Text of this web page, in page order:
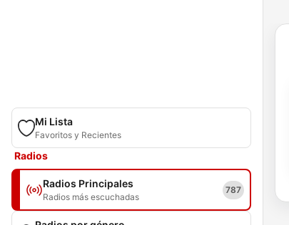
Mi Lista
Favoritos y Recientes
Radios
Radios Principales
Radios más escuchadas
787